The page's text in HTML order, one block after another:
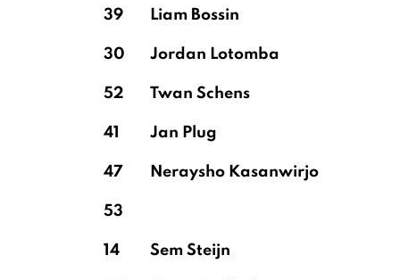
39 Liam Bossin
30 Jordan Lotomba
52 Twan Schens
41 Jan Plug
47 Neraysho Kasanwirjo
53
14 Sem Steijn